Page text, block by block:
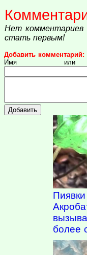
Нет
стать первым!
Добавить комментарий:
Имя или
более